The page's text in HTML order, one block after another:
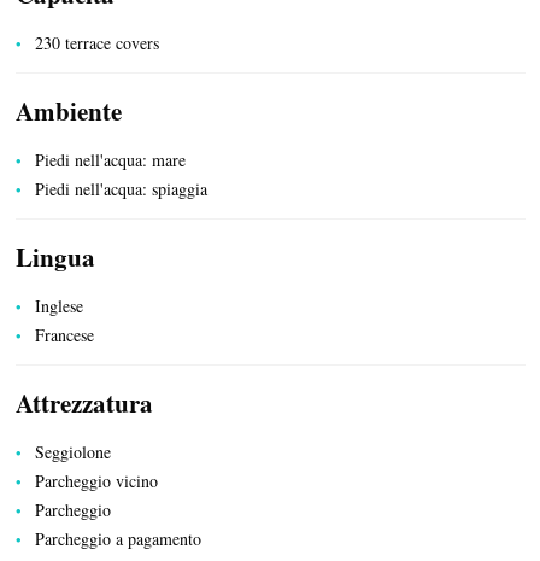
SERVIZI PUBBLICI
230 terrace covers
Ambiente
Piedi nell'acqua: mare
Piedi nell'acqua: spiaggia
Lingua
Inglese
Francese
Attrezzatura
Seggiolone
Parcheggio vicino
Parcheggio
Parcheggio a pagamento